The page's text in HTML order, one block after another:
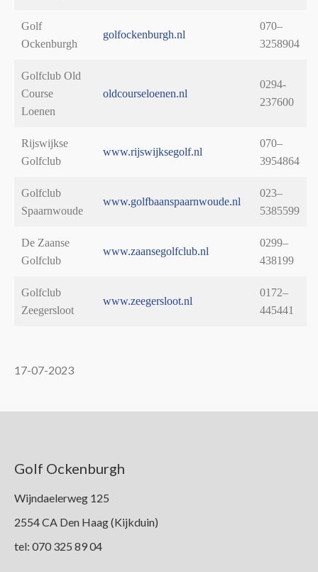
Golf
Ockenburgh
golfockenburgh.nl
070–
3258904
Golfclub Old
Course
Loenen
oldcourseloenen.nl
0294-
237600
Rijswijkse
Golfclub
www.rijswijksegolf.nl
070–
3954864
Golfclub
Spaarnwoude
www.golfbaanspaarnwoude.nl
023–
5385599
De Zaanse
Golfclub
www.zaansegolfclub.nl
0299–
438199
Golfclub
Zeegersloot
www.zeegersloot.nl
0172–
445441
17-07-2023
Golf Ockenburgh
Wijndaelerweg 125
2554 CA Den Haag (Kijkduin)
tel: 070 325 89 04